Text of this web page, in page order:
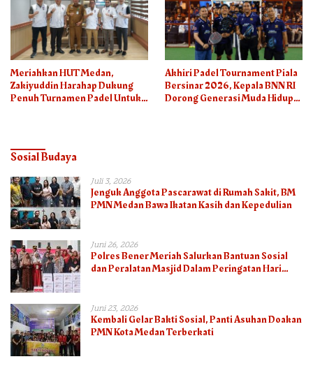
Meriahkan HUT Medan,
Zakiyuddin Harahap Dukung
Penuh Turnamen Padel Untuk
Akhiri Padel Tournament Piala
Bersinar 2026, Kepala BNN RI
Dorong Generasi Muda Hidup
Sosial Budaya
Juli 3, 2026
Jenguk Anggota Pascarawat di Rumah Sakit, BM
PMN Medan Bawa Ikatan Kasih dan Kepedulian
Juni 26, 2026
Polres Bener Meriah Salurkan Bantuan Sosial
dan Peralatan Masjid Dalam Peringatan Hari
Juni 23, 2026
Kembali Gelar Bakti Sosial, Panti Asuhan Doakan
PMN Kota Medan Terberkati